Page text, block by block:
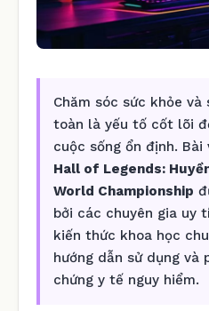
Chăm sóc sức khỏe và
toàn là yếu tố cốt lõi
cuộc sống ổn định.
Hall of Legends:
World Championship
bởi các chuyên gia uy
kiến thức khoa học
hướng dẫn sử dụng và
chứng y tế nguy hiểm.